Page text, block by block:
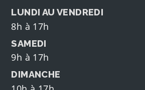
LUNDI AU VENDREDI
8h à 17h
SAMEDI
9h à 17h
DIMANCHE